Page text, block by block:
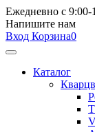
Ежедневно с 9:00-
Напишите нам
Вход Корзина0
Каталог